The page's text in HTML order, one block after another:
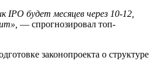
IPO будет месяцев через 10-12,
— спрогнозировал топ-
законопроекта о структуре